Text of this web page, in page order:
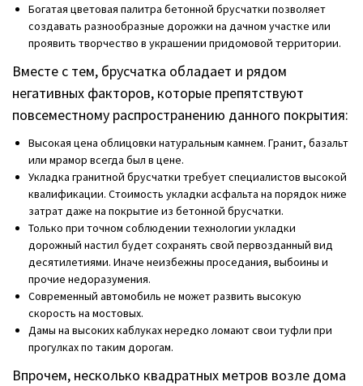
Богатая цветовая палитра бетонной брусчатки позволяет
создавать разнообразные дорожки на дачном участке или
проявить творчество в украшении придомовой территории.
Вместе с тем, брусчатка обладает и рядом
негативных факторов, которые препятствуют
повсеместному распространению данного покрытия:
Высокая цена облицовки натуральным камнем. Гранит, базальт
или мрамор всегда был в цене.
Укладка гранитной брусчатки требует специалистов высокой
квалификации. Стоимость укладки асфальта на порядок ниже
затрат даже на покрытие из бетонной брусчатки.
Только при точном соблюдении технологии укладки
дорожный настил будет сохранять свой первозданный вид
десятилетиями. Иначе неизбежны проседания, выбоины и
прочие недоразумения.
Современный автомобиль не может развить высокую
скорость на мостовых.
Дамы на высоких каблуках нередко ломают свои туфли при
прогулках по таким дорогам.
Впрочем, несколько квадратных метров возле дома